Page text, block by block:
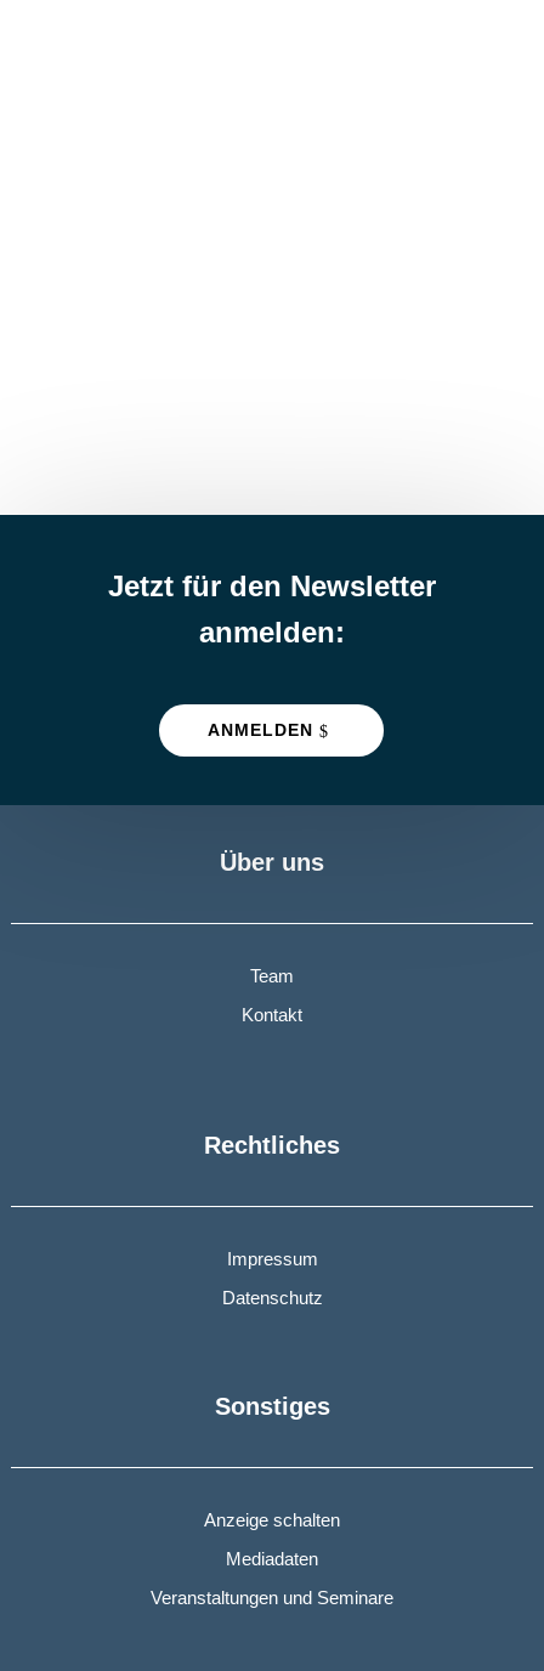
Jetzt für den Newsletter
anmelden:
ANMELDEN
Über uns
Team
Kontakt
Rechtliches
Impressum
Datenschutz
Sonstiges
Anzeige schalten
Mediadaten
Veranstaltungen und Seminare